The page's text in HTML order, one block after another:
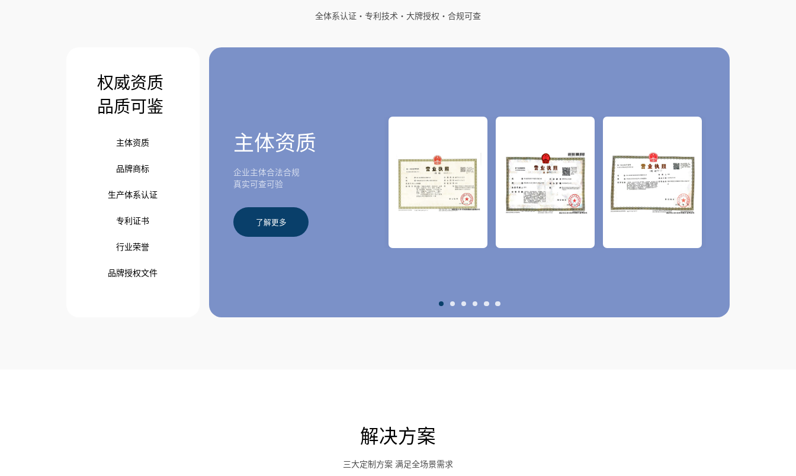
全体系认证・专利技术・大牌授权・合规可查
权威资质
品质可鉴
主体资质
品牌商标
生产体系认证
专利证书
行业荣誉
品牌授权文件
主体资质
企业主体合法合规
真实可查可验
了解更多
解决方案
三大定制方案 满足全场景需求